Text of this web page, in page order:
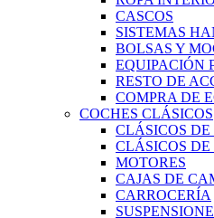
CASCOS
SISTEMAS
BOLSAS Y
EQUIPACIÓN
RESTO DE
COMPRA DE
COCHES CLÁSICOS
CLÁSICOS
CLÁSICOS
MOTORES
CAJAS DE
CARROCERÍA